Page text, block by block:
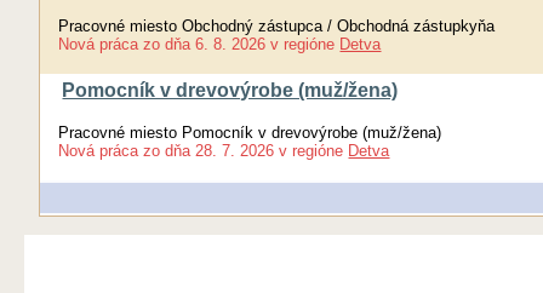
Pracovné miesto Obchodný zástupca / Obchodná zástupkyňa
Nová práca zo dňa 6. 8. 2026 v regióne Detva
Pomocník v drevovýrobe (muž/žena)
Pracovné miesto Pomocník v drevovýrobe (muž/žena)
Nová práca zo dňa 28. 7. 2026 v regióne Detva